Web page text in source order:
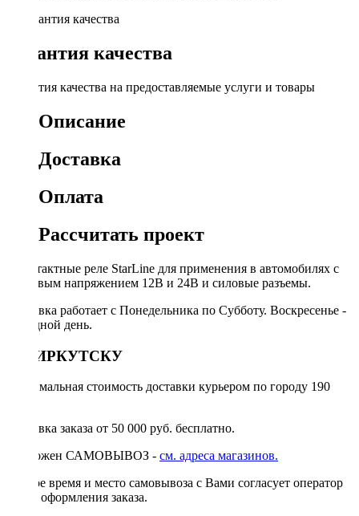
Гарантия качества
Гарантия качества на предоставляемые услуги и товары
Описание
Доставка
Оплата
Рассчитать проект
5-контактные реле StarLine для применения в автомобилях с
бортовым напряжением 12В и 24В и силовые разъемы.
Доставка работает с Понедельника по Субботу. Воскресенье -
выходной день.
ПО ИРКУТСКУ
Минимальная стоимость доставки курьером по городу 190
Доставка заказа от 50 000 руб. бесплатно.
Возможен САМОВЫВОЗ - см. адреса магазинов.
Точное время и место самовывоза с Вами согласует оператор
после оформления заказа.